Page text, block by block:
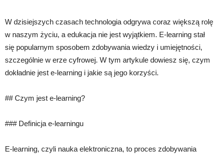
W dzisiejszych czasach technologia odgrywa coraz większą rolę
w naszym życiu, a edukacja nie jest wyjątkiem. E-learning stał
się popularnym sposobem zdobywania wiedzy i umiejętności,
szczególnie w erze cyfrowej. W tym artykule dowiesz się, czym
dokładnie jest e-learning i jakie są jego korzyści.
## Czym jest e-learning?
### Definicja e-learningu
E-learning, czyli nauka elektroniczna, to proces zdobywania